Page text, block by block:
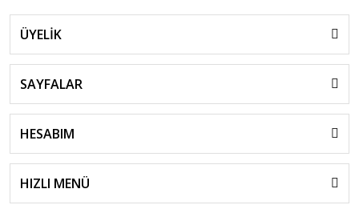
ÜYELİK
SAYFALAR
HESABIM
HIZLI MENÜ